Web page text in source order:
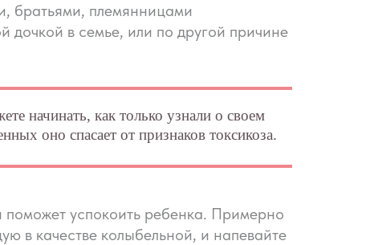
братьями, племянницами
в семье, или по другой причине
начинать, как только узнали о своем
оно спасает от признаков токсикоза.
поможет успокоить ребенка. Примерно
в качестве колыбельной, и напевайте